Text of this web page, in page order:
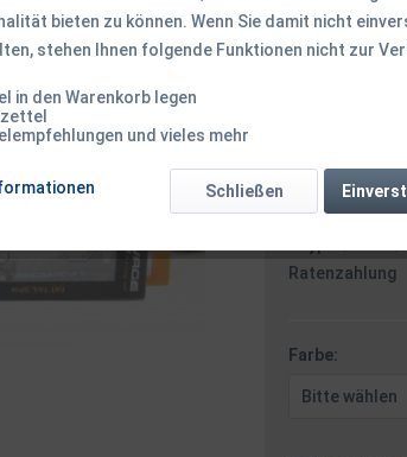
5,50 € *
Paypal /
Ratenzahlung
Farbe:
bieten zu können. Wenn Sie damit nicht
stehen Ihnen folgende Funktionen nicht zur
in den Warenkorb legen
und vieles mehr
Schließen